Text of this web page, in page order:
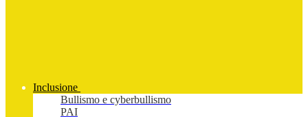
Inclusione
Bullismo e cyberbullismo
PAI